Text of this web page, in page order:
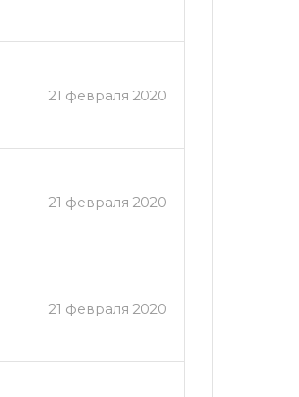
21 февраля 2020
21 февраля 2020
21 февраля 2020